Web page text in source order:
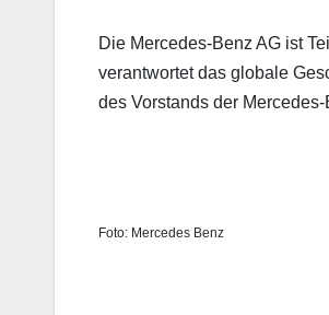
Die Mercedes‑Benz AG ist
ver­ant­wortet das glob­ale
des Vor­stands der
Foto: Mer­cedes Benz